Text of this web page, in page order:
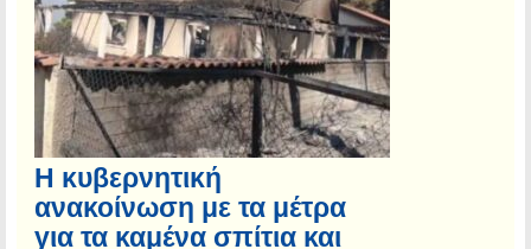
Η κυβερνητική
ανακοίνωση με τα μέτρα
για τα καμένα σπίτια και